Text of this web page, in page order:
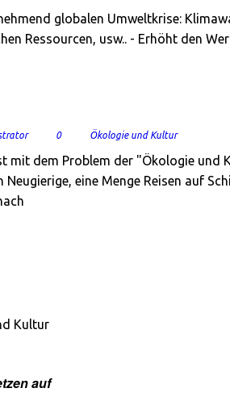
globalen Umweltkrise:
Ressourcen, usw.. - Erhöht den
0 Ökologie und Kultur
mit dem Problem der "Ökologie
Neugierige, eine Menge Reisen auf
Kultur
auf